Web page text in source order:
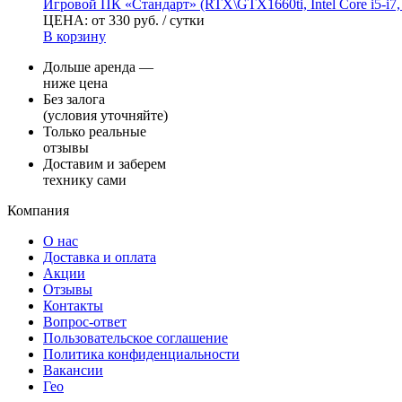
Игровой ПК «Стандарт» (RTX\GTX1660ti, Intel Core i5-
ЦЕНА: от 330 руб. / сутки
В корзину
Дольше аренда —
ниже цена
Без залога
(условия уточняйте)
Только реальные
отзывы
Доставим и заберем
технику сами
Компания
О нас
Доставка и оплата
Акции
Отзывы
Контакты
Вопрос-ответ
Пользовательское соглашение
Политика конфиденциальности
Вакансии
Гео